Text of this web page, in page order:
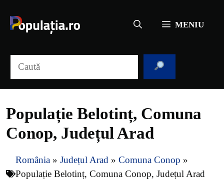
conținut
MENIU
Populație Belotinț, Comuna
Conop, Județul Arad
România » Județul Arad » Comuna Conop »
Populație Belotinț, Comuna Conop, Județul Arad